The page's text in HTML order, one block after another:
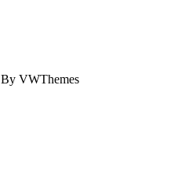
By VWThemes